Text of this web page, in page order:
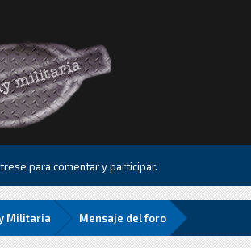
para comentar y participar.
Militaria Mensaje del foro